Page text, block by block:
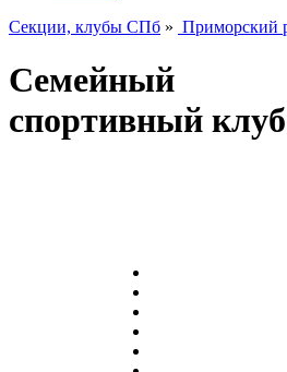
Секции, клубы СПб » Приморский
Семейный
спортивный